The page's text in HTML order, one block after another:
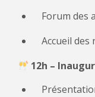
Forum des
Accueil
12h –